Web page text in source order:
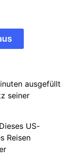
ausgefüllt
seiner
US-
Reisen